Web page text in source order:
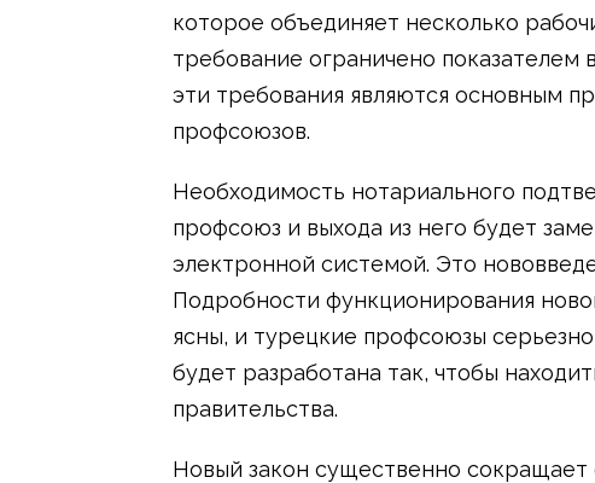
которое объединяет несколько
требование ограничено
эти требования являются основным
профсоюзов.
Необходимость нотариального
профсоюз и выхода из него будет
электронной системой. Это
Подробности функционирования
ясны, и турецкие профсоюзы
будет разработана так, чтобы
правительства.
Новый закон существенно